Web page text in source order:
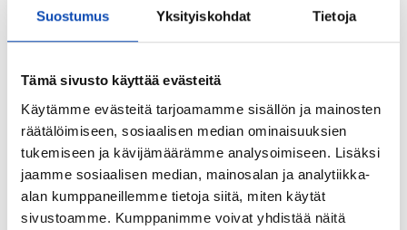
Suostumus Yksityiskohdat Tietoja
Tämä sivusto käyttää evästeitä
Käytämme evästeitä tarjoamamme sisällön ja mainosten
räätälöimiseen, sosiaalisen median ominaisuuksien
tukemiseen ja kävijämäärämme analysoimiseen. Lisäksi
jaamme sosiaalisen median, mainosalan ja analytiikka-
alan kumppaneillemme tietoja siitä, miten käytät
sivustoamme. Kumppanimme voivat yhdistää näitä
Asbestikartoitus:
Tontin pinta-ala:
Tontin omistus: